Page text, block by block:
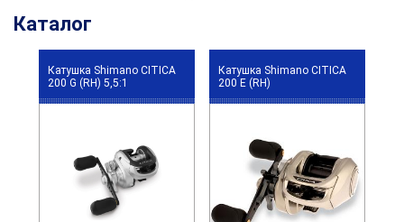
Каталог
Катушка Shimano CITICA
200 G (RH) 5,5:1
Катушка Shimano CITICA
200 E (RH)